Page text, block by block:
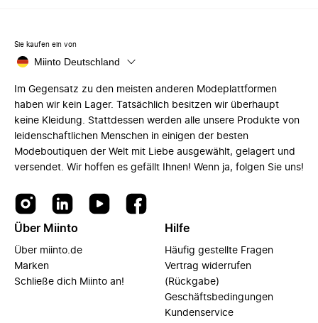
Sie kaufen ein von
Miinto Deutschland
Im Gegensatz zu den meisten anderen Modeplattformen
haben wir kein Lager. Tatsächlich besitzen wir überhaupt
keine Kleidung. Stattdessen werden alle unsere Produkte von
leidenschaftlichen Menschen in einigen der besten
Modeboutiquen der Welt mit Liebe ausgewählt, gelagert und
versendet. Wir hoffen es gefällt Ihnen! Wenn ja, folgen Sie uns!
Über Miinto
Über miinto.de
Marken
Schließe dich Miinto an!
Hilfe
Häufig gestellte Fragen
Vertrag widerrufen
(Rückgabe)
Geschäftsbedingungen
Kundenservice